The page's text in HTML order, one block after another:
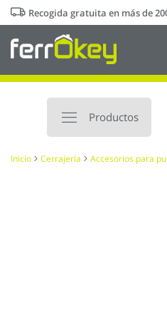
Ir
al
contenido
Recogida gratuita en más de
Productos
Inicio Cerrajería Accesorios para